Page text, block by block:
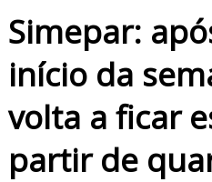
Simepar:
início da
volta a ficar
partir de